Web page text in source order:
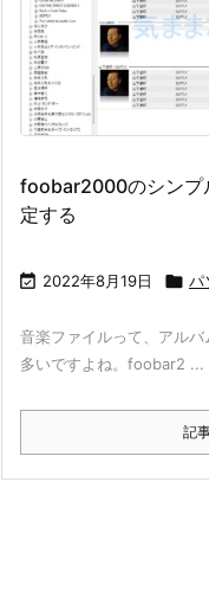
foobar2000のシンプ
定する
 2022年8月19日  パ
音楽ファイルって、アル
多いですよね。foobar2 ...
記